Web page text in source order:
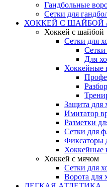
Гандбольные
Сетки для
ХОККЕЙ С ШАЙБОЙ
Хоккей с шайбой
Сетки для
Для
Хоккейные
Защита для
Имитатор
Разметки
Сетки для
Фиксаторы
Хоккейные
Хоккей с мячом
Сетки для
Ворота для